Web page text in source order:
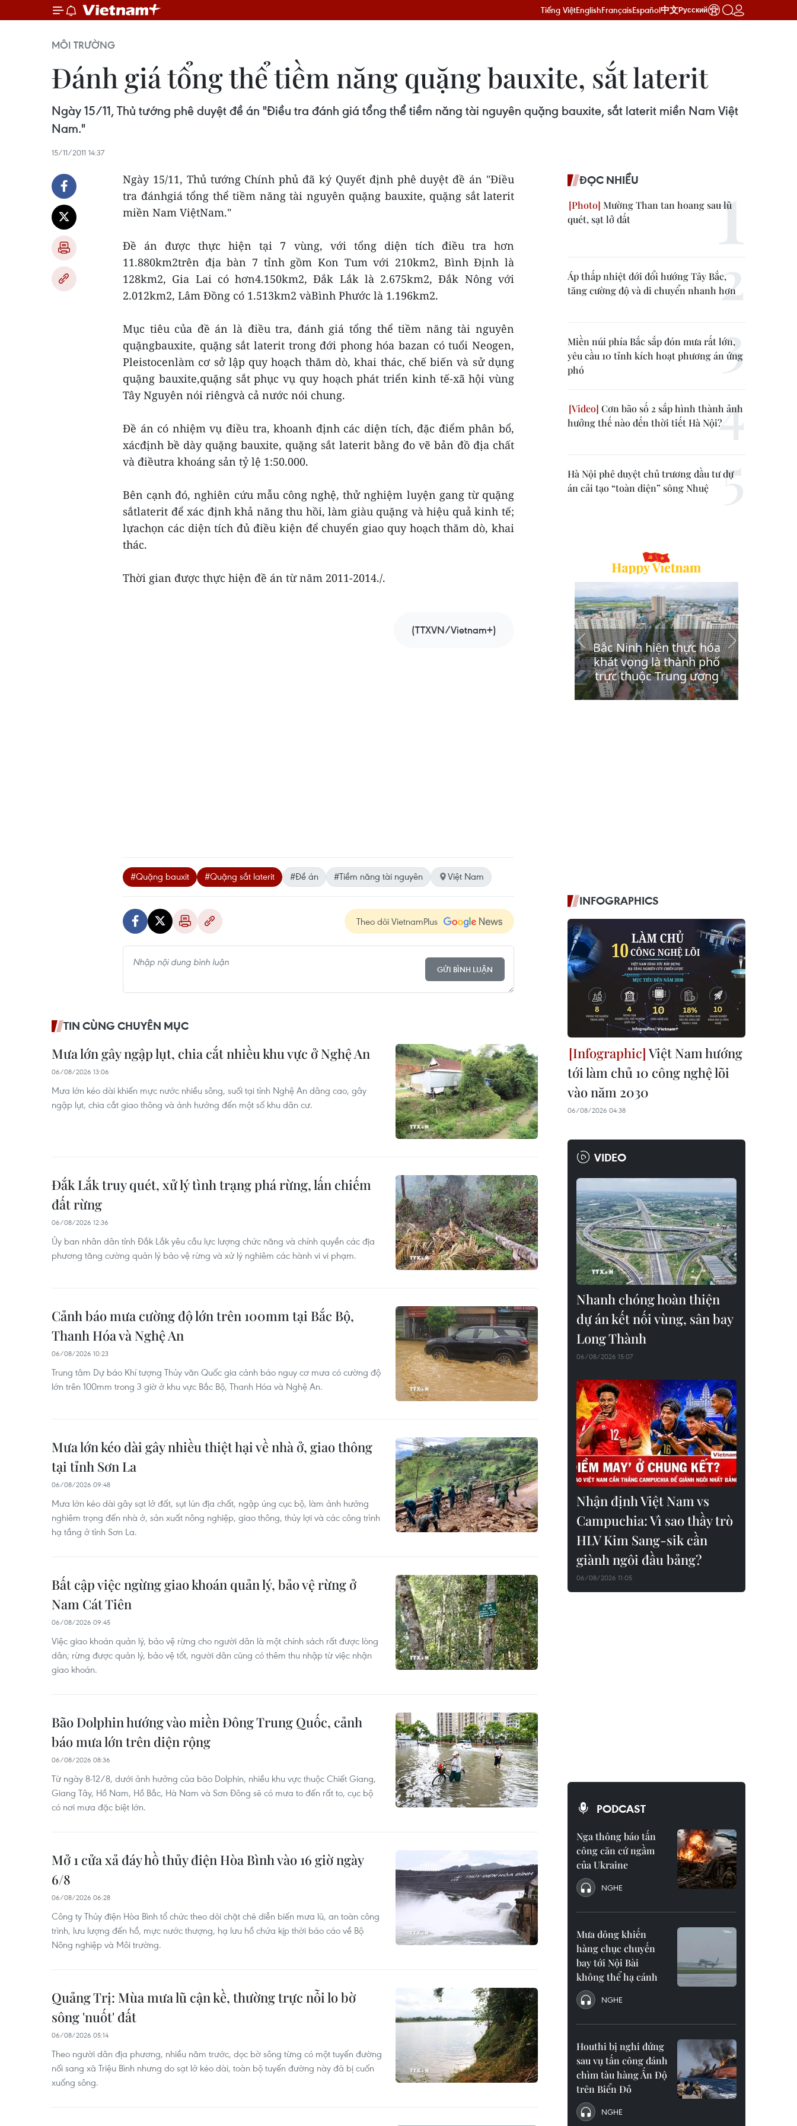
Tiếng ViệtEnglishFrançaisEspañol中文Русский
MÔI TRƯỜNG
Đánh giá tổng thể tiềm năng quặng bauxite, sắt laterit
Ngày 15/11, Thủ tướng phê duyệt đề án "Điều tra đánh giá tổng thể tiềm năng tài nguyên quặng bauxite, sắt laterit miền Nam Việt
Nam."
15/11/2011 14:37
Ngày 15/11, Thủ tướng Chính phủ đã ký Quyết định phê duyệt đề án "Điều
tra đánhgiá tổng thể tiềm năng tài nguyên quặng bauxite, quặng sắt laterit
miền Nam ViệtNam."
Đề án được thực hiện tại 7 vùng, với tổng diện tích điều tra hơn
11.880km2trên địa bàn 7 tỉnh gồm Kon Tum với 210km2, Bình Định là
128km2, Gia Lai có hơn4.150km2, Đắk Lắk là 2.675km2, Đắk Nông với
2.012km2, Lâm Đồng có 1.513km2 vàBình Phước là 1.196km2.
Mục tiêu của đề án là điều tra, đánh giá tổng thể tiềm năng tài nguyên
quặngbauxite, quặng sắt laterit trong đới phong hóa bazan có tuổi Neogen,
Pleistocenlàm cơ sở lập quy hoạch thăm dò, khai thác, chế biến và sử dụng
quặng bauxite,quặng sắt phục vụ quy hoạch phát triển kinh tế-xã hội vùng
Tây Nguyên nói riêngvà cả nước nói chung.
Đề án có nhiệm vụ điều tra, khoanh định các diện tích, đặc điểm phân bổ,
xácđịnh bề dày quặng bauxite, quặng sắt laterit bằng đo vẽ bản đồ địa chất
và điềutra khoáng sản tỷ lệ 1:50.000.
Bên cạnh đó, nghiên cứu mẫu công nghệ, thử nghiệm luyện gang từ quặng
sắtlaterit để xác định khả năng thu hồi, làm giàu quặng và hiệu quả kinh tế;
lựachọn các diện tích đủ điều kiện để chuyển giao quy hoạch thăm dò, khai
thác.
Thời gian được thực hiện đề án từ năm 2011-2014./.
(TTXVN/Vietnam+)
#Quặng bauxit #Quặng sắt laterit #Đề án #Tiềm năng tài nguyên Việt Nam
Theo dõi VietnamPlus
GỬI BÌNH LUẬN
TIN CÙNG CHUYÊN MỤC
Mưa lớn gây ngập lụt, chia cắt nhiều khu vực ở Nghệ An
06/08/2026 13:06
Mưa lớn kéo dài khiến mực nước nhiều sông, suối tại tỉnh Nghệ An dâng cao, gây
ngập lụt, chia cắt giao thông và ảnh hưởng đến một số khu dân cư.
Đắk Lắk truy quét, xử lý tình trạng phá rừng, lấn chiếm
đất rừng
06/08/2026 12:36
Ủy ban nhân dân tỉnh Đắk Lắk yêu cầu lực lượng chức năng và chính quyền các địa
phương tăng cường quản lý bảo vệ rừng và xử lý nghiêm các hành vi vi phạm.
Cảnh báo mưa cường độ lớn trên 100mm tại Bắc Bộ,
Thanh Hóa và Nghệ An
06/08/2026 10:23
Trung tâm Dự báo Khí tượng Thủy văn Quốc gia cảnh báo nguy cơ mưa có cường độ
lớn trên 100mm trong 3 giờ ở khu vực Bắc Bộ, Thanh Hóa và Nghệ An.
Mưa lớn kéo dài gây nhiều thiệt hại về nhà ở, giao thông
tại tỉnh Sơn La
06/08/2026 09:48
Mưa lớn kéo dài gây sạt lở đất, sụt lún địa chất, ngập úng cục bộ, làm ảnh hưởng
nghiêm trọng đến nhà ở, sản xuất nông nghiệp, giao thông, thủy lợi và các công trình
hạ tầng ở tỉnh Sơn La.
Bất cập việc ngừng giao khoán quản lý, bảo vệ rừng ở
Nam Cát Tiên
06/08/2026 09:45
Việc giao khoán quản lý, bảo vệ rừng cho người dân là một chính sách rất được lòng
dân; rừng được quản lý, bảo vệ tốt, người dân cũng có thêm thu nhập từ việc nhận
giao khoán.
Bão Dolphin hướng vào miền Đông Trung Quốc, cảnh
báo mưa lớn trên diện rộng
06/08/2026 08:36
Từ ngày 8-12/8, dưới ảnh hưởng của bão Dolphin, nhiều khu vực thuộc Chiết Giang,
Giang Tây, Hồ Nam, Hồ Bắc, Hà Nam và Sơn Đông sẽ có mưa to đến rất to, cục bộ
có nơi mưa đặc biệt lớn.
Mở 1 cửa xả đáy hồ thủy điện Hòa Bình vào 16 giờ ngày
6/8
06/08/2026 06:28
Công ty Thủy điện Hòa Bình tổ chức theo dõi chặt chẽ diễn biến mưa lũ, an toàn công
trình, lưu lượng đến hồ, mực nước thượng, hạ lưu hồ chứa kịp thời báo cáo về Bộ
Nông nghiệp và Môi trường.
Quảng Trị: Mùa mưa lũ cận kề, thường trực nỗi lo bờ
sông 'nuốt' đất
06/08/2026 05:14
Theo người dân địa phương, nhiều năm trước, dọc bờ sông từng có một tuyến đường
nối sang xã Triệu Bình nhưng do sạt lở kéo dài, toàn bộ tuyến đường này đã bị cuốn
xuống sông.
ĐỌC NHIỀU
Mường Than tan hoang sau lũ
quét, sạt lở đất
Áp thấp nhiệt đới đổi hướng Tây Bắc,
tăng cường độ và di chuyển nhanh hơn
Miền núi phía Bắc sắp đón mưa rất lớn,
yêu cầu 10 tỉnh kích hoạt phương án ứng
phó
Cơn bão số 2 sắp hình thành ảnh
hưởng thế nào đến thời tiết Hà Nội?
Hà Nội phê duyệt chủ trương đầu tư dự
án cải tạo “toàn diện” sông Nhuệ
INFOGRAPHICS
Việt Nam hướng
tới làm chủ 10 công nghệ lõi
vào năm 2030
06/08/2026 04:38
VIDEO
Nhanh chóng hoàn thiện
dự án kết nối vùng, sân bay
Long Thành
06/08/2026 15:07
Nhận định Việt Nam vs
Campuchia: Vì sao thầy trò
HLV Kim Sang-sik cần
giành ngôi đầu bảng?
06/08/2026 11:05
PODCAST
Nga thông báo tấn
công căn cứ ngầm
của Ukraine
NGHE
Mưa dông khiến
hàng chục chuyến
bay tới Nội Bài
không thể hạ cánh
NGHE
Houthi bị nghi đứng
sau vụ tấn công đánh
chìm tàu hàng Ấn Độ
trên Biển Đỏ
NGHE